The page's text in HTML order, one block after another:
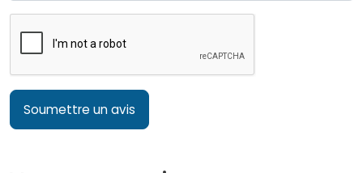
Soumettre un avis